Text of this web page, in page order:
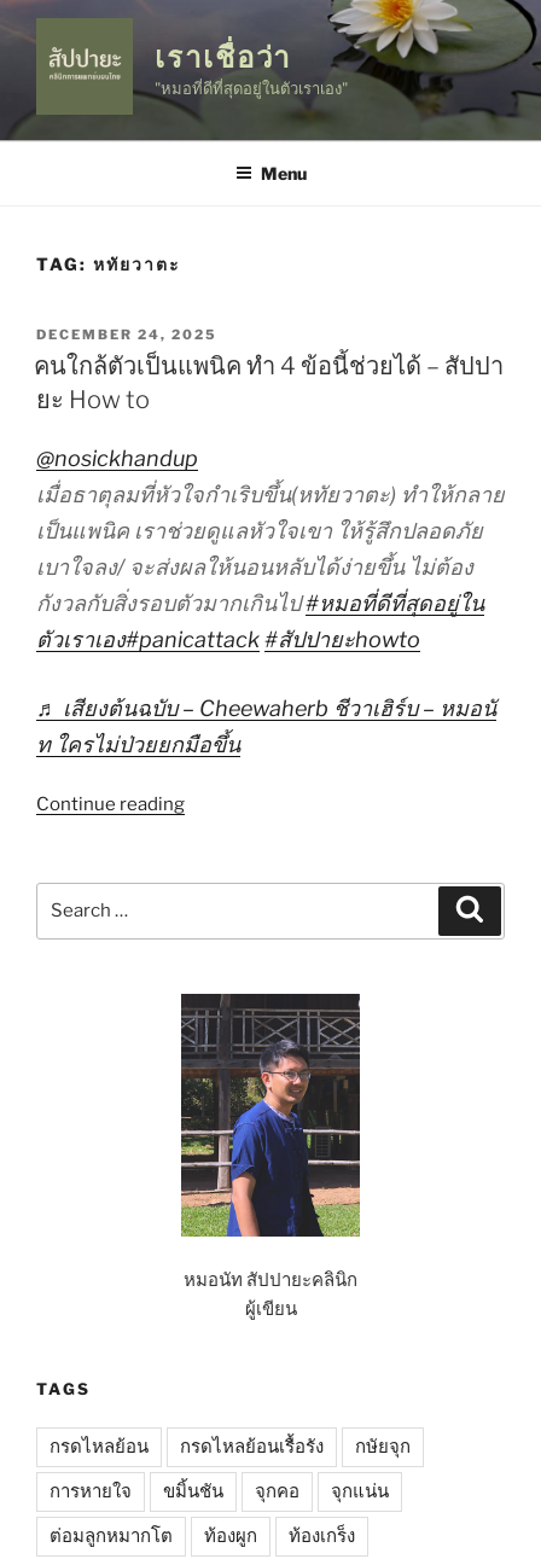
to
content
เราเชื่อว่า
"หมอที่ดีที่สุดอยู่ในตัวเราเอง"
Menu
TAG: หทัยวาตะ
POSTED
DECEMBER 24, 2025
คนใกล้ตัวเป็นแพนิค ทำ 4 ข้อนี้ช่วยได้ – สัปปา
ยะ How to
@nosickhandup
เมื่อธาตุลมที่หัวใจกำเริบขึ้น(หทัยวาตะ) ทำให้กลาย
เป็นแพนิค เราช่วยดูแลหัวใจเขา ให้รู้สึกปลอดภัย
เบาใจลง/ จะส่งผลให้นอนหลับได้ง่ายขึ้น ไม่ต้อง
กังวลกับสิ่งรอบตัวมากเกินไป#หมอที่ดีที่สุดอยู่ใน
ตัวเราเอง#panicattack#สัปปายะhowto
♬ เสียงต้นฉบับ – Cheewaherb ชีวาเฮิร์บ – หมอนั
ท ใครไม่ป่วยยกมือขึ้น
Continue reading“คน
เป็น
4
ข้อ
นี้
ช่วย
ได้
–
ปายะ
How
หมอนัท สัปปายะคลินิก
ผู้เขียน
TAGS
กรดไหลย้อน กรดไหลย้อนเรื้อรัง กษัยจุก
การหายใจ ขมิ้นชัน จุกคอ จุกแน่น
ต่อมลูกหมากโต ท้องผูก ท้องเกร็ง